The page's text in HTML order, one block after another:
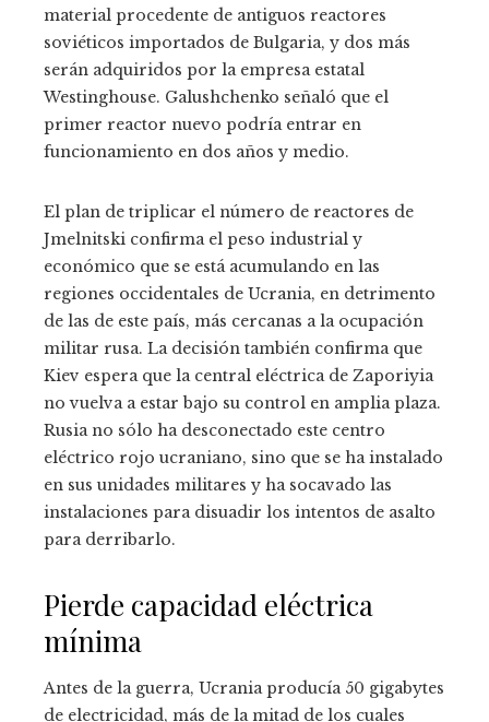
material procedente de antiguos reactores
soviéticos importados de Bulgaria, y dos más
serán adquiridos por la empresa estatal
Westinghouse. Galushchenko señaló que el
primer reactor nuevo podría entrar en
funcionamiento en dos años y medio.
El plan de triplicar el número de reactores de
Jmelnitski confirma el peso industrial y
económico que se está acumulando en las
regiones occidentales de Ucrania, en detrimento
de las de este país, más cercanas a la ocupación
militar rusa. La decisión también confirma que
Kiev espera que la central eléctrica de Zaporiyia
no vuelva a estar bajo su control en amplia plaza.
Rusia no sólo ha desconectado este centro
eléctrico rojo ucraniano, sino que se ha instalado
en sus unidades militares y ha socavado las
instalaciones para disuadir los intentos de asalto
para derribarlo.
Pierde capacidad eléctrica
mínima
Antes de la guerra, Ucrania producía 50 gigabytes
de electricidad, más de la mitad de los cuales